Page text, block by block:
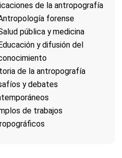
de la antropografía
forense
pública y medicina
Educación y difusión del
de la antropografía
y debates
de trabajos